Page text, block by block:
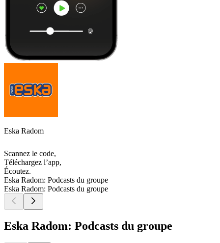
Eska Radom
Scannez le code,
Téléchargez l’app,
Écoutez.
Eska Radom: Podcasts du groupe
Eska Radom: Podcasts du groupe
Eska Radom: Podcasts du groupe